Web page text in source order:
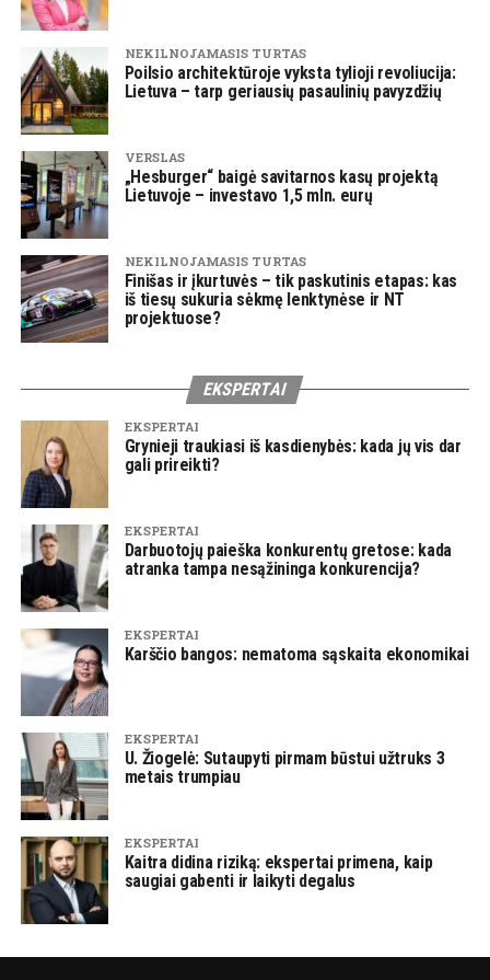
NEKILNOJAMASIS TURTAS
Poilsio architektūroje vyksta tylioji revoliucija:
Lietuva – tarp geriausių pasaulinių pavyzdžių
VERSLAS
„Hesburger“ baigė savitarnos kasų projektą
Lietuvoje – investavo 1,5 mln. eurų
NEKILNOJAMASIS TURTAS
Finišas ir įkurtuvės – tik paskutinis etapas: kas
iš tiesų sukuria sėkmę lenktynėse ir NT
projektuose?
EKSPERTAI
EKSPERTAI
Grynieji traukiasi iš kasdienybės: kada jų vis dar
gali prireikti?
EKSPERTAI
Darbuotojų paieška konkurentų gretose: kada
atranka tampa nesąžininga konkurencija?
EKSPERTAI
Karščio bangos: nematoma sąskaita ekonomikai
EKSPERTAI
U. Žiogelė: Sutaupyti pirmam būstui užtruks 3
metais trumpiau
EKSPERTAI
Kaitra didina riziką: ekspertai primena, kaip
saugiai gabenti ir laikyti degalus